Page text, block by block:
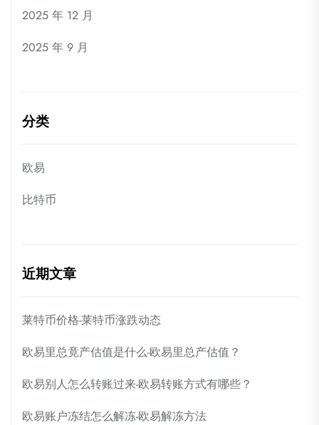
2025 年 12 月
2025 年 9 月
分类
欧易
比特币
近期文章
莱特币价格-莱特币涨跌动态
欧易里总竟产估值是什么-欧易里总产估值？
欧易别人怎么转账过来-欧易转账方式有哪些？
欧易账户冻结怎么解冻-欧易解冻方法